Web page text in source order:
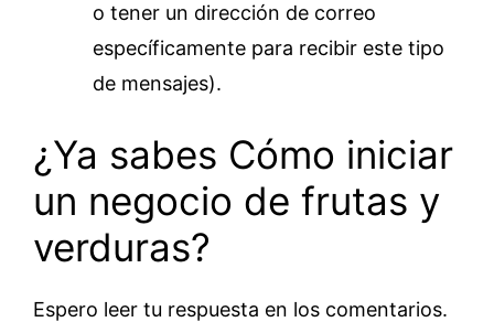
o tener un dirección de correo
específicamente para recibir este tipo
de mensajes).
¿Ya sabes Cómo iniciar
un negocio de frutas y
verduras?
Espero leer tu respuesta en los comentarios.